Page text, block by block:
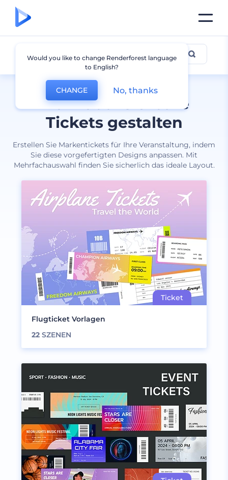
Individualisierbare
Tickets gestalten
Erstellen Sie Markentickets für Ihre Veranstaltung, indem
Sie diese vorgefertigten Designs anpassen. Mit
Mehrfachauswahl finden Sie sicherlich das ideale Layout.
Karten
Flugticket Vorlagen
22 SZENEN
Would you like to change Renderforest language
to English?
CHANGE No, thanks